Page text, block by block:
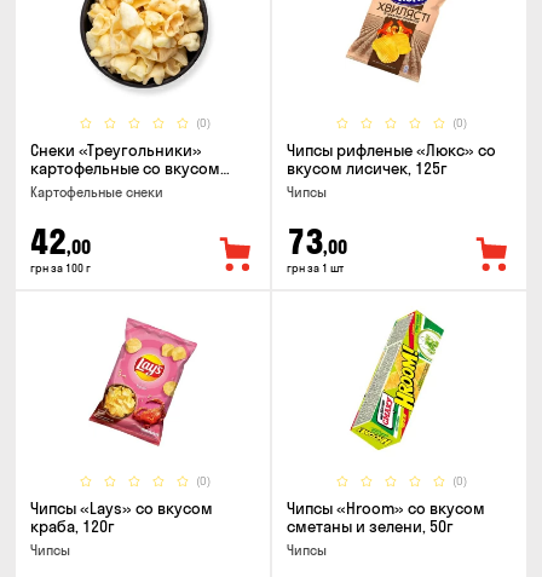
(0)
Снеки «Треугольники»
картофельные со вкусом
сметаны с луком
Картофельные снеки
42,00
грн за 100 г
(0)
Чипсы рифленые «Люкс» со
вкусом лисичек, 125г
Чипсы
73,00
грн за 1 шт
(0)
Чипсы «Lays» со вкусом
краба, 120г
Чипсы
(0)
Чипсы «Hroom» со вкусом
сметаны и зелени, 50г
Чипсы